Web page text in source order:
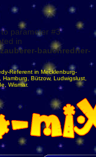
parameter #3
in
bauchredner-
Referent in Mecklenburg-
Hamburg Bützow, Ludwigslust
Wismar.